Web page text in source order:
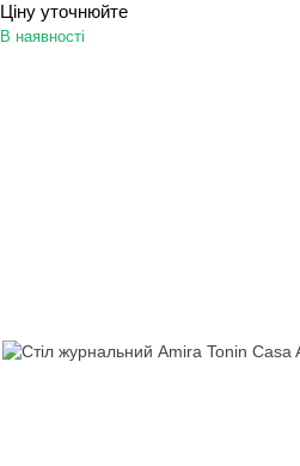
Ціну уточнюйте
В наявності